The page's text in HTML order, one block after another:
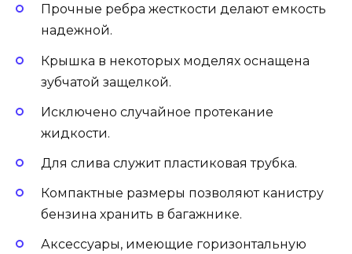
Прочные ребра жесткости делают емкость
надежной.
Крышка в некоторых моделях оснащена
зубчатой защелкой.
Исключено случайное протекание
жидкости.
Для слива служит пластиковая трубка.
Компактные размеры позволяют канистру
бензина хранить в багажнике.
Аксессуары, имеющие горизонтальную